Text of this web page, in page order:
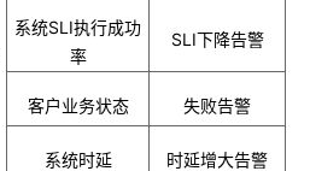
系统SLI执行成功
率
SLI下降告警
客户业务状态 失败告警
系统时延 时延增大告警